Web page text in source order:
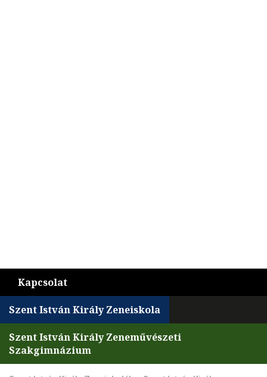
Kapcsolat
Szent István Király Zeneiskola
Szent István Király Zeneművészeti
Szakgimnázium